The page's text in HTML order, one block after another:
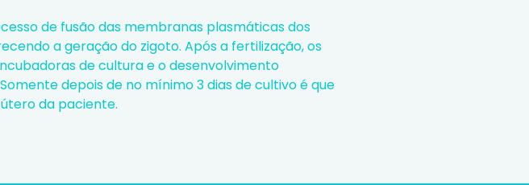
de fusão das membranas plasmáticas dos
a geração do zigoto. Após a fertilização, os
de cultura e o desenvolvimento
depois de no mínimo 3 dias de cultivo é que
da paciente.